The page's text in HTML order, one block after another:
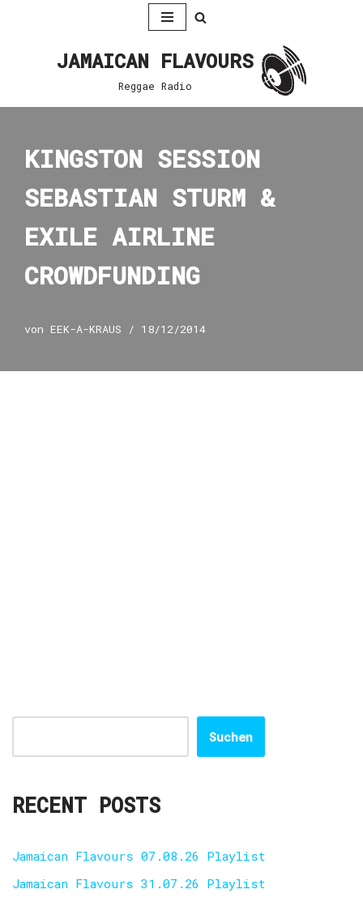
JAMAICAN FLAVOURS
Reggae Radio
KINGSTON SESSION
SEBASTIAN STURM &
EXILE AIRLINE
CROWDFUNDING
von EEK-A-KRAUS 18/12/2014
Suchen
RECENT POSTS
Jamaican Flavours 07.08.26 Playlist
Jamaican Flavours 31.07.26 Playlist